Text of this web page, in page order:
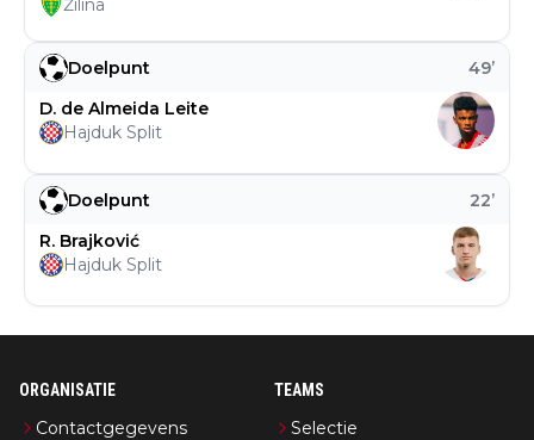
Doelpunt 22’
R. Brajković
Hajduk Split
Doelpunt 49’
D. de Almeida Leite
Hajduk Split
Žilina
ORGANISATIE
Contactgegevens
TEAMS
Selectie